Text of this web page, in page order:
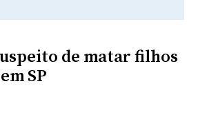
de matar filhos
SP